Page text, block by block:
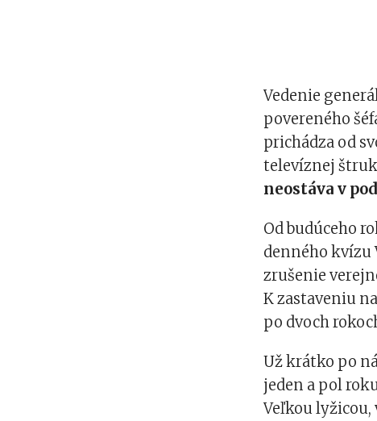
Vedenie
povereného
prichádza od
televíznej
neostáva v
Od budúceho
denného kvízu
zrušenie
K zastaveniu
po dvoch
Už krátko po
jeden a pol
Veľkou lyžicou,